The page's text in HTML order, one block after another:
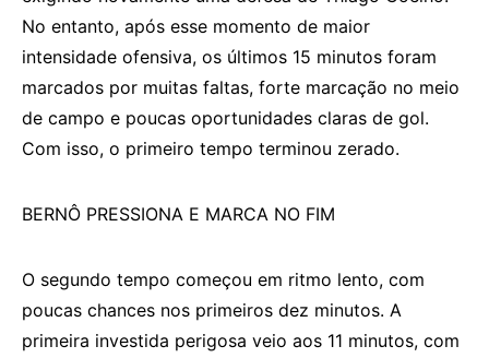
No entanto, após esse momento de maior
intensidade ofensiva, os últimos 15 minutos foram
marcados por muitas faltas, forte marcação no meio
de campo e poucas oportunidades claras de gol.
Com isso, o primeiro tempo terminou zerado.
BERNÔ PRESSIONA E MARCA NO FIM
O segundo tempo começou em ritmo lento, com
poucas chances nos primeiros dez minutos. A
primeira investida perigosa veio aos 11 minutos, com